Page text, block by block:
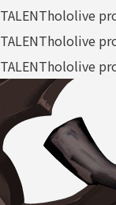
TALENThololive
TALENThololive
TALENThololive